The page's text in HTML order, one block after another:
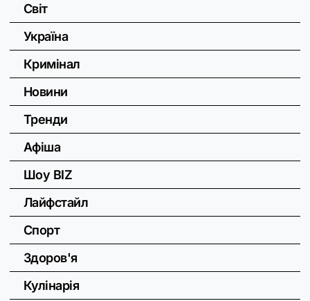
Світ
Україна
Кримінал
Новини
Тренди
Афіша
Шоу BIZ
Лайфстайл
Спорт
Здоров'я
Кулінарія